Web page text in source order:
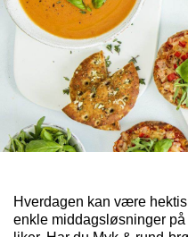
Hverdagen kan være
enkle middagsløsninger